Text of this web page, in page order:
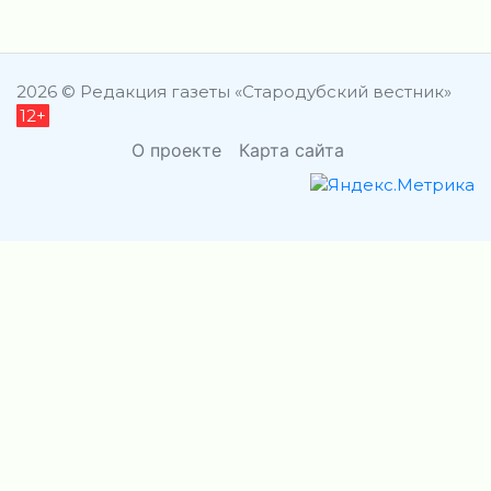
2026 © Редакция газеты «Стародубский вестник»
12+
О проекте Карта сайта